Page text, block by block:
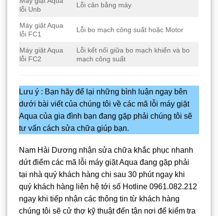
lỗi Unb
Lỗi cân bằng máy
Máy giặt Aqua
lỗi FC1
Lỗi bo mạch công suất hoặc Motor
Máy giặt Aqua
lỗi FC2
Lỗi kết nối giữa bo mạch khiển và bo
mạch công suất
Lưu ý : Bạn hãy để lại những bình luận ngay bên
dưới bài viết của chúng tôi về các mã lỗi máy giặt
Aqua của gia đình bạn đang gặp phải chúng tôi sẽ
tư vấn cách sửa chữa giúp bạn.
Nam Hải Dương nhận sửa chữa khắc phục nhanh
dứt điểm các mã lỗi máy giặt Aqua đang gặp phải
tại nhà quý khách hàng chi sau 30 phút ngay khi
quý khách hàng liên hệ tới số Hotline 0961.082.212
ngay khi tiếp nhận các thông tin từ khách hàng
chúng tôi sẽ cử thợ kỹ thuật đến tận nơi để kiểm tra